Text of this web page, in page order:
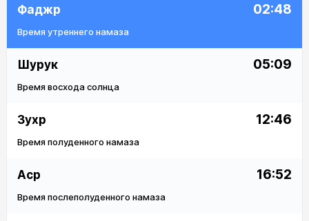
Фаджр 02:48
Время утреннего намаза
Шурук 05:09
Время восхода солнца
Зухр 12:46
Время полуденного намаза
Аср 16:52
Время послеполуденного намаза